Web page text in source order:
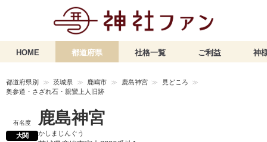
HOME 都道府県 社格一覧 ご利益 神
都道府県別 茨城県 鹿嶋市 鹿島神宮
見どころ
奥参道・さざれ石・親鸞上人旧跡
有名度
大関
鹿島神宮
かしまじんぐう